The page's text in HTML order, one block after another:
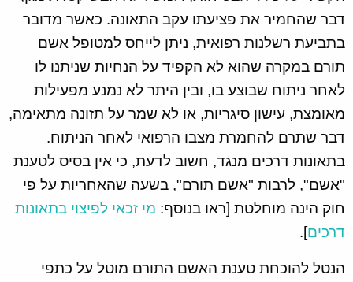
דבר שהחמיר את פציעתו עקב התאונה. כאשר מדובר
בתביעת רשלנות רפואית, ניתן לייחס למטופל אשם
תורם במקרה שהוא לא הקפיד על הנחיות שניתנו לו
לאחר ניתוח שבוצע בו, ובין היתר לא נמנע מפעילות
מאומצת, עישון סיגריות, או לא שמר על תזונה מתאימה,
דבר שתרם להחמרת מצבו הרפואי לאחר הניתוח.
בתאונות דרכים מנגד, חשוב לדעת, כי אין בסיס לטענת
"אשם", לרבות "אשם תורם", בשעה שהאחריות על פי
חוק הינה מוחלטת [ראו בנוסף: מי זכאי לפיצוי בתאונות
דרכים].
הנטל להוכחת טענת האשם התורם מוטל על כתפי